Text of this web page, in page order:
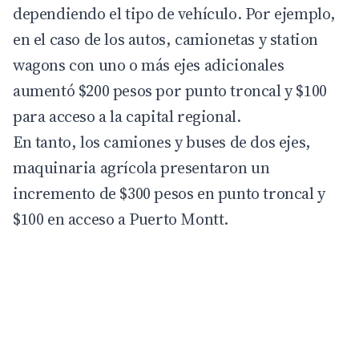
dependiendo el tipo de vehículo. Por ejemplo,
en el caso de los autos, camionetas y station
wagons con uno o más ejes adicionales
aumentó $200 pesos por punto troncal y $100
para acceso a la capital regional.
En tanto, los camiones y buses de dos ejes,
maquinaria agrícola presentaron un
incremento de $300 pesos en punto troncal y
$100 en acceso a Puerto Montt.